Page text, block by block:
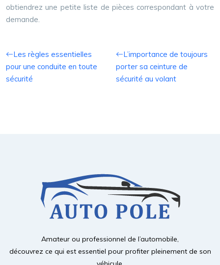
obtiendrez une petite liste de pièces correspondant à votre
demande.
Les règles essentielles
pour une conduite en toute
sécurité
L’importance de toujours
porter sa ceinture de
sécurité au volant
Amateur ou professionnel de l’automobile,
découvrez ce qui est essentiel pour profiter pleinement de son